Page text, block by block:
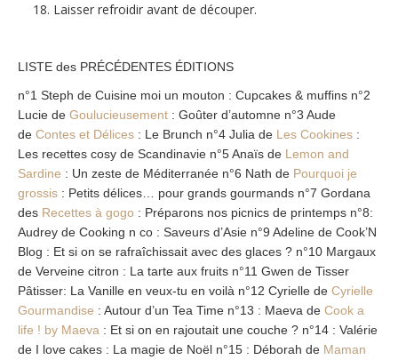
Laisser refroidir avant de découper.
LISTE des PRÉCÉDENTES ÉDITIONS
n°1 Steph de Cuisine moi un mouton : Cupcakes & muffins n°2
Lucie de Goulucieusement : Goûter d’automne n°3 Aude
de Contes et Délices : Le Brunch n°4 Julia de Les Cookines :
Les recettes cosy de Scandinavie n°5 Anaïs de Lemon and
Sardine : Un zeste de Méditerranée n°6 Nath de Pourquoi je
grossis : Petits délices… pour grands gourmands n°7 Gordana
des Recettes à gogo : Préparons nos picnics de printemps n°8:
Audrey de Cooking n co : Saveurs d’Asie n°9 Adeline de Cook’N
Blog : Et si on se rafraîchissait avec des glaces ? n°10 Margaux
de Verveine citron : La tarte aux fruits n°11 Gwen de Tisser
Pâtisser: La Vanille en veux-tu en voilà n°12 Cyrielle de Cyrielle
Gourmandise : Autour d’un Tea Time n°13 : Maeva de Cook a
life ! by Maeva : Et si on en rajoutait une couche ? n°14 : Valérie
de I love cakes : La magie de Noël n°15 : Déborah de Maman